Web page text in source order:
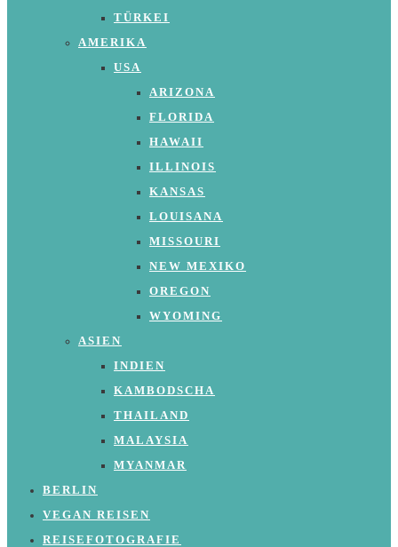
TÜRKEI
AMERIKA
USA
ARIZONA
FLORIDA
HAWAII
ILLINOIS
KANSAS
LOUISANA
MISSOURI
NEW MEXIKO
OREGON
WYOMING
ASIEN
INDIEN
KAMBODSCHA
THAILAND
MALAYSIA
MYANMAR
BERLIN
VEGAN REISEN
REISEFOTOGRAFIE